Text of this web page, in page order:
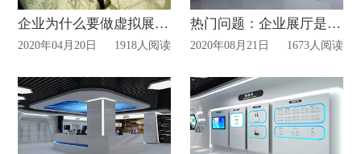
企业为什么要做虚拟展厅设计?
2020年04月20日 1918人阅读
热门问题：企业展厅是否需要有相似经验的展厅公司设计制作?
2020年08月21日 1673人阅读